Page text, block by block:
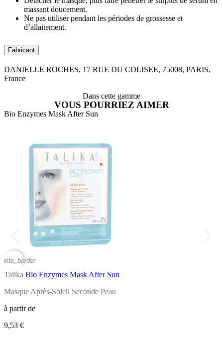
massant doucement.
Ne pas utiliser pendant les périodes de grossesse et
d’allaitement.
Fabricant
DANIELLE ROCHES, 17 RUE DU COLISEE, 75008, PARIS,
France
Dans cette gamme
VOUS POURRIEZ AIMER
Bio Enzymes Mask After Sun
Talika Bio Enzymes Mask After Sun
Masque Après-Soleil Seconde Peau
à partir de
9,53 €